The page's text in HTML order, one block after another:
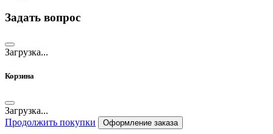
Задать вопрос
Загрузка...
Корзина
Загрузка...
Продолжить покупки
Оформление заказа